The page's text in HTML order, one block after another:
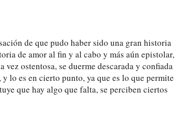
de que pudo haber sido una gran historia
de amor al fin y al cabo y más aún epistolar,
ostentosa, se duerme descarada y confiada
lo es en cierto punto, ya que es lo que permite
que hay algo que falta, se perciben ciertos